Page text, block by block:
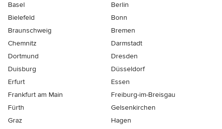
Basel
Berlin
Bielefeld
Bonn
Braunschweig
Bremen
Chemnitz
Darmstadt
Dortmund
Dresden
Duisburg
Düsseldorf
Erfurt
Essen
Frankfurt am Main
Freiburg-im-Breisgau
Fürth
Gelsenkirchen
Graz
Hagen